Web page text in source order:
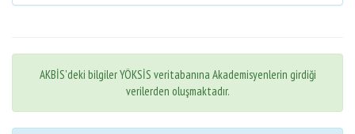
AKBİS'deki bilgiler YÖKSİS veritabanına Akademisyenlerin girdiği
verilerden oluşmaktadır.